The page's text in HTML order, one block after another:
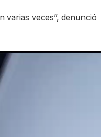
varias veces”, denunció